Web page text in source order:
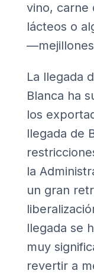
vino, carne
lácteos o
La llegada
Blanca ha
los
llegada de
la
un gran
llegada se
muy
revertir a